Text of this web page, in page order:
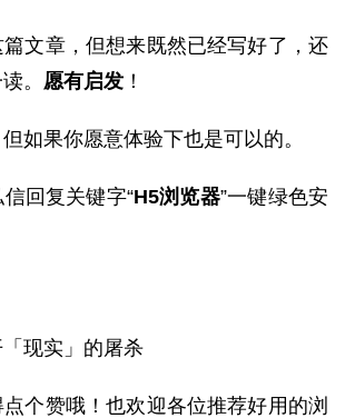
文章，但想来既然已经写好了，还
。 愿有启发 ！
如果你愿意体验下也是可以的。
回复关键字“H5浏览器”一键绿色安
现实」的屠杀
个赞哦！也欢迎各位推荐好用的浏